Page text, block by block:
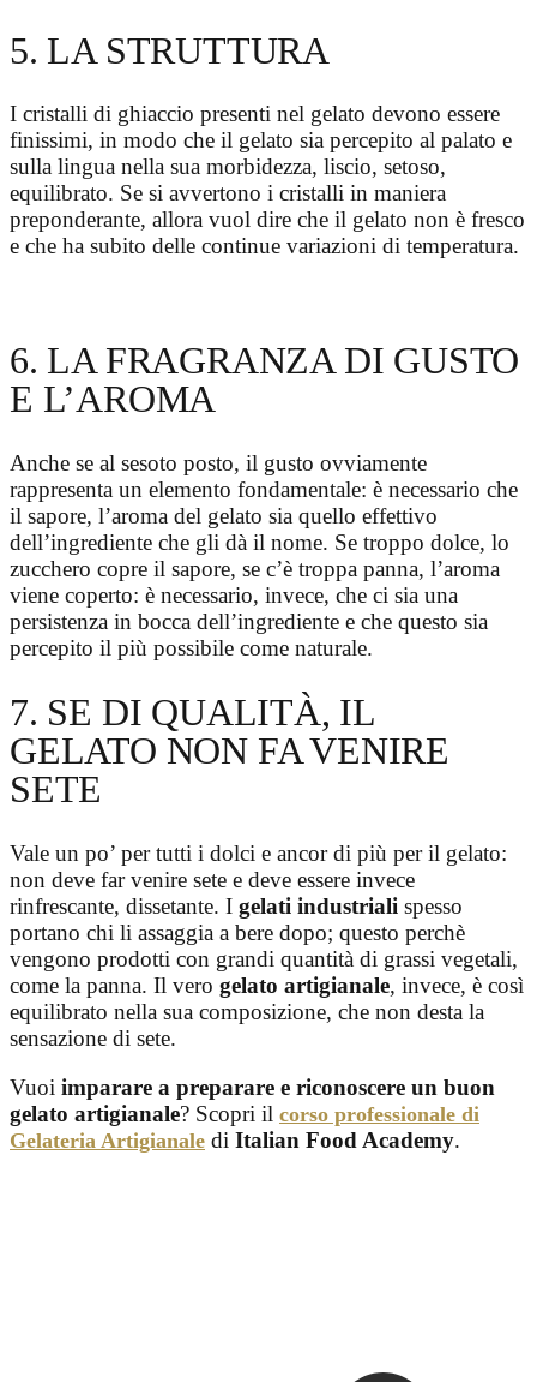
5. LA STRUTTURA
I cristalli di ghiaccio presenti nel gelato devono essere
finissimi, in modo che il gelato sia percepito al palato e
sulla lingua nella sua morbidezza, liscio, setoso,
equilibrato. Se si avvertono i cristalli in maniera
preponderante, allora vuol dire che il gelato non è fresco
e che ha subito delle continue variazioni di temperatura.
6. LA FRAGRANZA DI GUSTO
E L’AROMA
Anche se al sesoto posto, il gusto ovviamente
rappresenta un elemento fondamentale: è necessario che
il sapore, l’aroma del gelato sia quello effettivo
dell’ingrediente che gli dà il nome. Se troppo dolce, lo
zucchero copre il sapore, se c’è troppa panna, l’aroma
viene coperto: è necessario, invece, che ci sia una
persistenza in bocca dell’ingrediente e che questo sia
percepito il più possibile come naturale.
7. SE DI QUALITÀ, IL
GELATO NON FA VENIRE
SETE
Vale un po’ per tutti i dolci e ancor di più per il gelato:
non deve far venire sete e deve essere invece
rinfrescante, dissetante. I gelati industriali spesso
portano chi li assaggia a bere dopo; questo perchè
vengono prodotti con grandi quantità di grassi vegetali,
come la panna. Il vero gelato artigianale, invece, è così
equilibrato nella sua composizione, che non desta la
sensazione di sete.
Vuoi imparare a preparare e riconoscere un buon
gelato artigianale? Scopri il corso professionale di
Gelateria Artigianale di Italian Food Academy.